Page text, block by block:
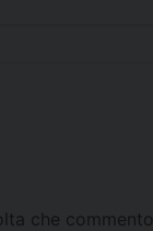
che commento.